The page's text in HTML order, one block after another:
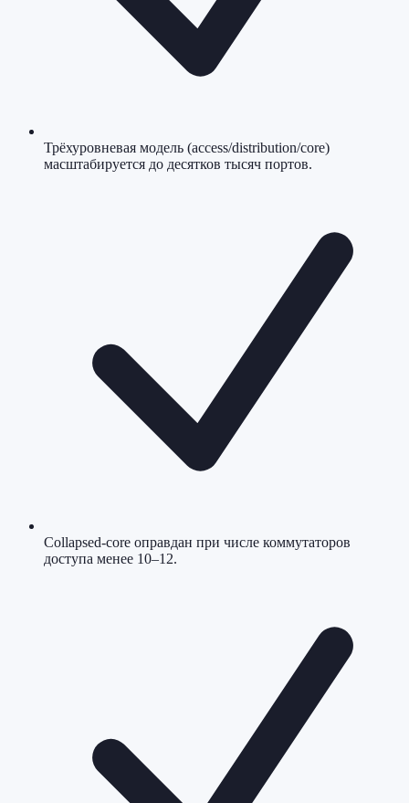
Трёхуровневая модель (access/distribution/core)
масштабируется до десятков тысяч портов.
Collapsed-core оправдан при числе коммутаторов
доступа менее 10–12.